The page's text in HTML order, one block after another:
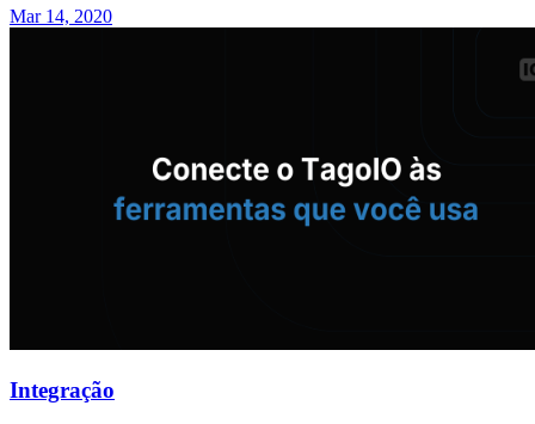
Mar 14, 2020
Integração